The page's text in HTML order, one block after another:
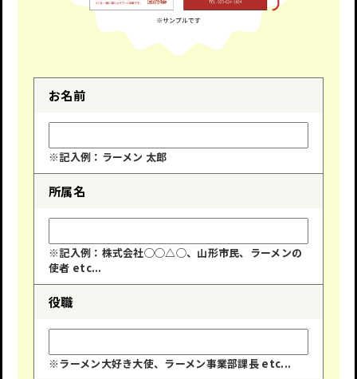
お名前
※記入例：ラーメン 太郎
所属名
※記入例：株式会社◯◯△◯、山形市民、ラーメンの
使者 etc...
役職
※ラーメン大好き大使、ラーメン事業部課長 etc...